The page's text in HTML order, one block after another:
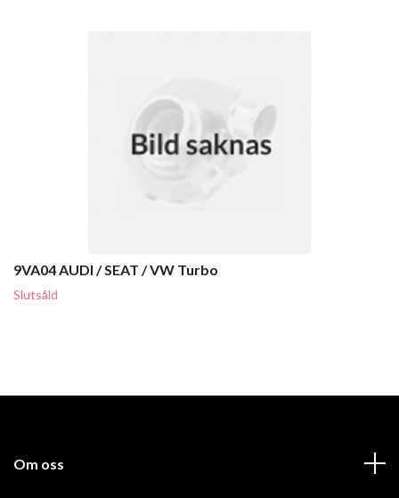
9VA04 AUDI / SEAT / VW Turbo
Slutsåld
Om oss